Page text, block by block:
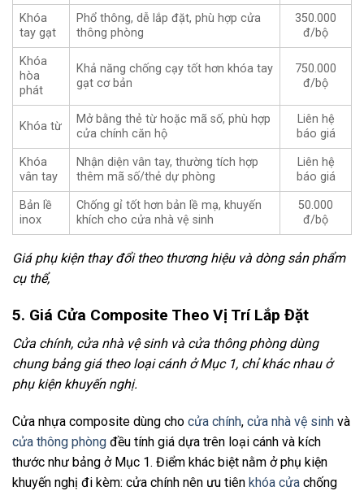
Khóa
tay gạt
Phổ thông, dễ lắp đặt, phù hợp cửa
thông phòng
350.000
đ/bộ
Khóa
hòa
phát
Khả năng chống cạy tốt hơn khóa tay
gạt cơ bản
750.000
đ/bộ
Khóa từ
Mở bằng thẻ từ hoặc mã số, phù hợp
cửa chính căn hộ
Liên hệ
báo giá
Khóa
vân tay
Nhận diện vân tay, thường tích hợp
thêm mã số/thẻ dự phòng
Liên hệ
báo giá
Bản lề
inox
Chống gỉ tốt hơn bản lề mạ, khuyến
khích cho cửa nhà vệ sinh
50.000
đ/bộ
Giá phụ kiện thay đổi theo thương hiệu và dòng sản phẩm
cụ thể,
5. Giá Cửa Composite Theo Vị Trí Lắp Đặt
Cửa chính, cửa nhà vệ sinh và cửa thông phòng dùng
chung bảng giá theo loại cánh ở Mục 1, chỉ khác nhau ở
phụ kiện khuyến nghị.
Cửa nhựa composite dùng cho cửa chính, cửa nhà vệ sinh và
cửa thông phòng đều tính giá dựa trên loại cánh và kích
thước như bảng ở Mục 1. Điểm khác biệt nằm ở phụ kiện
khuyến nghị đi kèm: cửa chính nên ưu tiên khóa cửa chống